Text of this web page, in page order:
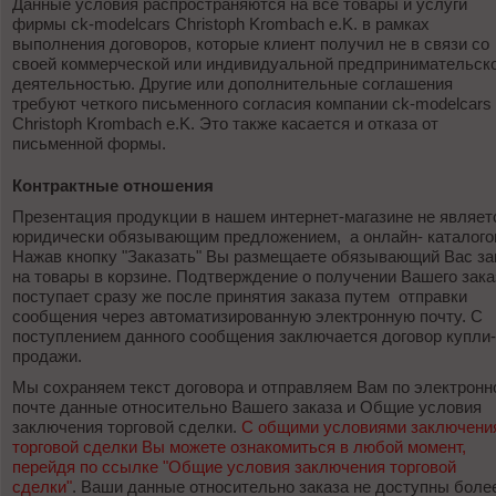
Данные условия распространяются на все товары и услуги
фирмы ck-modelcars Christoph Krombach e.K. в рамках
выполнения договоров, которые клиент получил не в связи со
своей коммерческой или индивидуальной
деятельностью. Другие или дополнительные соглашения
требуют четкого письменного согласия компании ck-modelcars
Christoph Krombach e.K. Это также касается и отказа от
письменной формы.
Контрактные отношения
Презентация продукции в нашем интернет-магазине не
юридически обязывающим предложением, а онлайн-
Нажав кнопку "Заказать" Вы размещаете обязывающий Вас
на товары в корзине. Подтверждение о получении Вашего
поступает сразу же после принятия заказа путем отправки
сообщения через автоматизированную электронную почту. С
поступлением данного сообщения заключается договор купли-
продажи.
Мы сохраняем текст договора и отправляем Вам по
почте данные относительно Вашего заказа и Общие условия
заключения торговой сделки. С общими условиями
торговой сделки Вы можете ознакомиться в любой момент,
перейдя по ссылке "Общие условия заключения торговой
сделки". Ваши данные относительно заказа не доступны